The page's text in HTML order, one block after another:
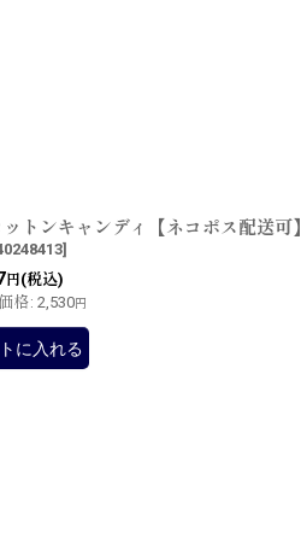
トンキャンディ【ネコポス配送可】
]
円(税込)
格: 2,530円
に入れる